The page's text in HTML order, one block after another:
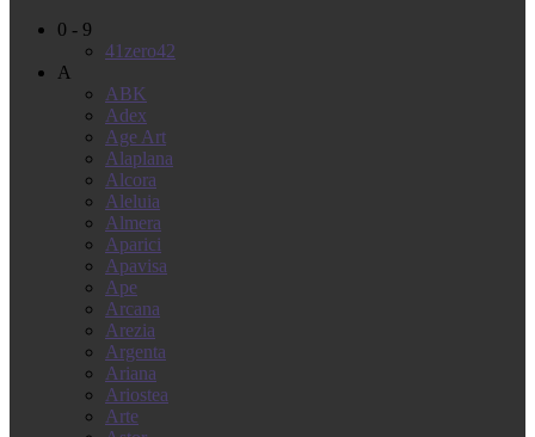
0 - 9
41zero42
A
ABK
Adex
Age Art
Alaplana
Alcora
Aleluia
Almera
Aparici
Apavisa
Ape
Arcana
Arezia
Argenta
Ariana
Ariostea
Arte